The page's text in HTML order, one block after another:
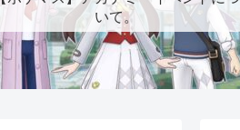
いて。